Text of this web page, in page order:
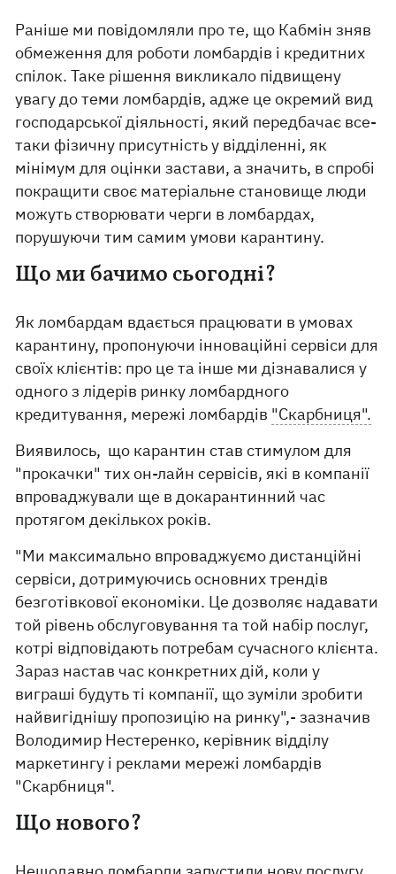
Раніше ми повідомляли про те, що Кабмін зняв
обмеження для роботи ломбардів і кредитних
спілок. Таке рішення викликало підвищену
увагу до теми ломбардів, адже це окремий вид
господарської діяльності, який передбачає все-
таки фізичну присутність у відділенні, як
мінімум для оцінки застави, а значить, в спробі
покращити своє матеріальне становище люди
можуть створювати черги в ломбардах,
порушуючи тим самим умови карантину.
Що ми бачимо сьогодні?
Як ломбардам вдається працювати в умовах
карантину, пропонуючи інноваційні сервіси для
своїх клієнтів: про це та інше ми дізнавалися у
одного з лідерів ринку ломбардного
кредитування, мережі ломбардів "Скарбниця".
Виявилось, що карантин став стимулом для
"прокачки" тих он-лайн сервісів, які в компанії
впроваджували ще в докарантинний час
протягом декількох років.
"Ми максимально впроваджуємо дистанційні
сервіси, дотримуючись основних трендів
безготівкової економіки. Це дозволяє надавати
той рівень обслуговування та той набір послуг,
котрі відповідають потребам сучасного клієнта.
Зараз настав час конкретних дій, коли у
виграші будуть ті компанії, що зуміли зробити
найвигіднішу пропозицію на ринку",- зазначив
Володимир Нестеренко, керівник відділу
маркетингу і реклами мережі ломбардів
"Скарбниця".
Що нового?